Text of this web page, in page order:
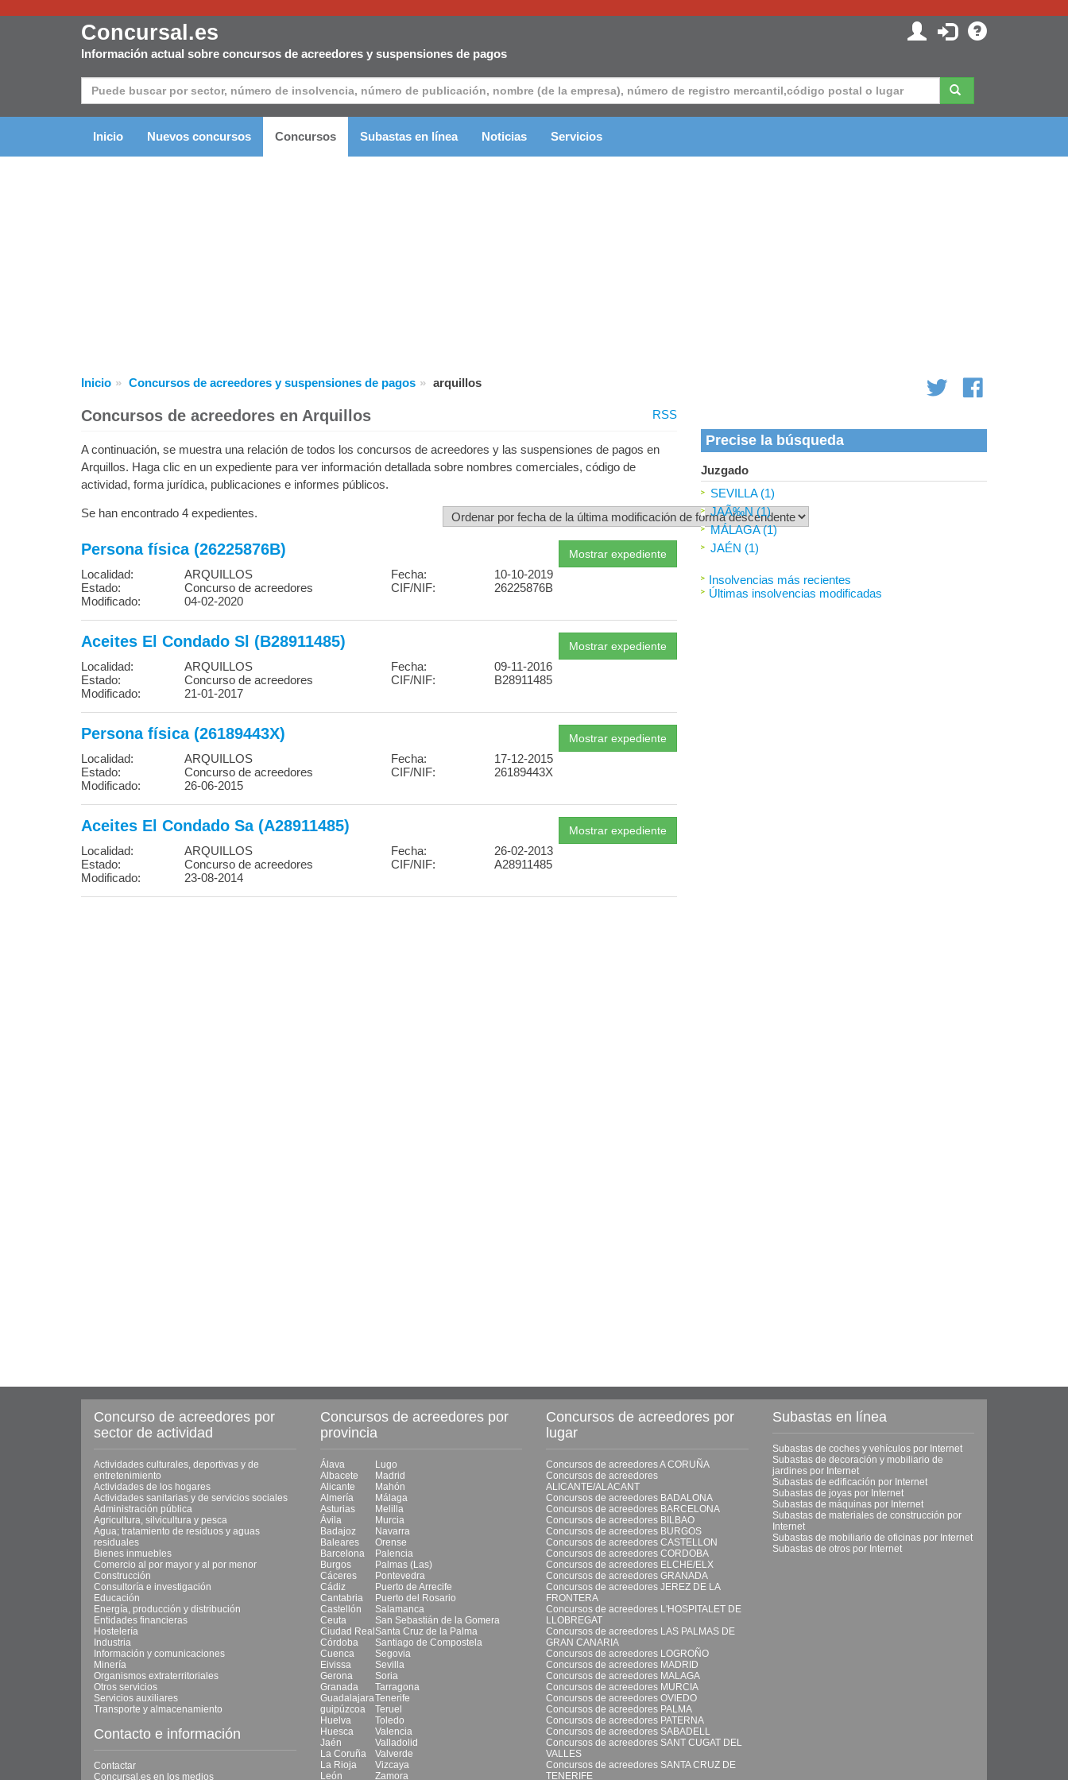
Concursal.es
Información actual sobre concursos de acreedores y suspensiones de pagos
Inicio Nuevos concursos Concursos Subastas en línea Noticias Servicios
Inicio Concursos de acreedores y suspensiones de pagos arquillos
Concursos de acreedores en Arquillos RSS
A continuación, se muestra una relación de todos los concursos de acreedores y las suspensiones de pagos en
Arquillos. Haga clic en un expediente para ver información detallada sobre nombres comerciales, código de
actividad, forma jurídica, publicaciones e informes públicos.
Se han encontrado 4 expedientes.
Persona física (26225876B)
Localidad:
ARQUILLOS
Estado:
Concurso de acreedores
Modificado:
04-02-2020
Fecha:
10-10-2019
CIF/NIF:
26225876B
Aceites El Condado Sl (B28911485)
Localidad:
ARQUILLOS
Estado:
Concurso de acreedores
Modificado:
21-01-2017
Fecha:
09-11-2016
CIF/NIF:
B28911485
Persona física (26189443X)
Localidad:
ARQUILLOS
Estado:
Concurso de acreedores
Modificado:
26-06-2015
Fecha:
17-12-2015
CIF/NIF:
26189443X
Aceites El Condado Sa (A28911485)
Localidad:
ARQUILLOS
Estado:
Concurso de acreedores
Modificado:
23-08-2014
Fecha:
26-02-2013
CIF/NIF:
A28911485
Precise la búsqueda
Juzgado
SEVILLA (1)
JAÃ‰N (1)
MÁLAGA (1)
JAÉN (1)
Insolvencias más recientes
Últimas insolvencias modificadas
Concurso de acreedores por
sector de actividad
Actividades culturales, deportivas y de
entretenimiento
Actividades de los hogares
Actividades sanitarias y de servicios sociales
Administración pública
Agricultura, silvicultura y pesca
Agua; tratamiento de residuos y aguas
residuales
Bienes inmuebles
Comercio al por mayor y al por menor
Construcción
Consultoría e investigación
Educación
Energía, producción y distribución
Entidades financieras
Hostelería
Industria
Información y comunicaciones
Minería
Organismos extraterritoriales
Otros servicios
Servicios auxiliares
Transporte y almacenamiento
Contacto e información
Contactar
Concursal.es en los medios
Concursos de acreedores por
provincia
Álava
Lugo
Albacete
Madrid
Alicante
Mahón
Almería
Málaga
Asturias
Melilla
Ávila
Murcia
Badajoz
Navarra
Baleares
Orense
Barcelona
Palencia
Burgos
Palmas (Las)
Cáceres
Pontevedra
Cádiz
Puerto de Arrecife
Cantabria
Puerto del Rosario
Castellón
Salamanca
Ceuta
San Sebastián de la Gomera
Ciudad Real Santa Cruz de la Palma
Córdoba
Santiago de Compostela
Cuenca
Segovia
Eivissa
Sevilla
Gerona
Soria
Granada
Tarragona
GuadalajaraTenerife
guipúzcoa
Teruel
Huelva
Toledo
Huesca
Valencia
Jaén
Valladolid
La Coruña
Valverde
La Rioja
Vizcaya
León
Zamora
Concursos de acreedores por
lugar
Concursos de acreedores A CORUÑA
Concursos de acreedores
ALICANTE/ALACANT
Concursos de acreedores BADALONA
Concursos de acreedores BARCELONA
Concursos de acreedores BILBAO
Concursos de acreedores BURGOS
Concursos de acreedores CASTELLON
Concursos de acreedores CORDOBA
Concursos de acreedores ELCHE/ELX
Concursos de acreedores GRANADA
Concursos de acreedores JEREZ DE LA
FRONTERA
Concursos de acreedores L'HOSPITALET DE
LLOBREGAT
Concursos de acreedores LAS PALMAS DE
GRAN CANARIA
Concursos de acreedores LOGROÑO
Concursos de acreedores MADRID
Concursos de acreedores MALAGA
Concursos de acreedores MURCIA
Concursos de acreedores OVIEDO
Concursos de acreedores PALMA
Concursos de acreedores PATERNA
Concursos de acreedores SABADELL
Concursos de acreedores SANT CUGAT DEL
VALLES
Concursos de acreedores SANTA CRUZ DE
TENERIFE
Subastas en línea
Subastas de coches y vehículos por Internet
Subastas de decoración y mobiliario de
jardines por Internet
Subastas de edificación por Internet
Subastas de joyas por Internet
Subastas de máquinas por Internet
Subastas de materiales de construcción por
Internet
Subastas de mobiliario de oficinas por Internet
Subastas de otros por Internet